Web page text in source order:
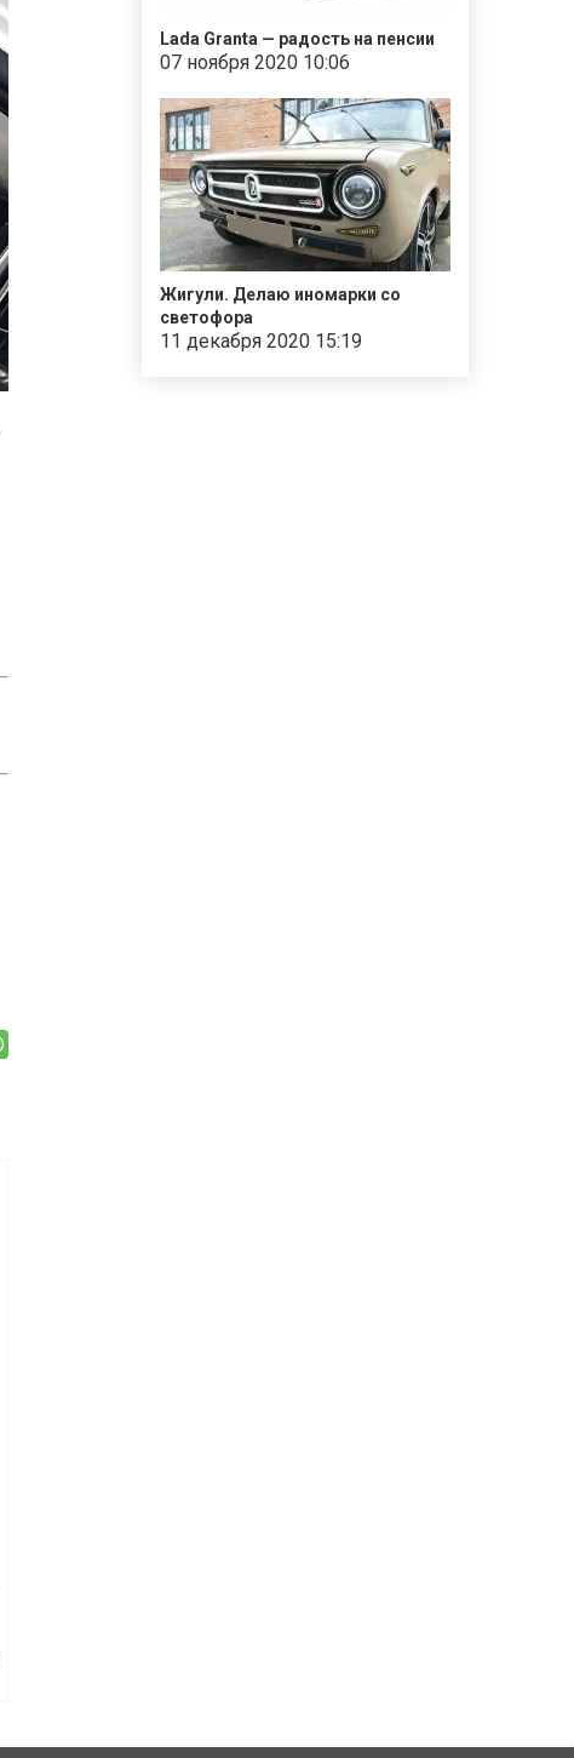
Lada Granta — радость на пенсии
07 ноября 2020 10:06
Жигули. Делаю иномарки со
светофора
11 декабря 2020 15:19